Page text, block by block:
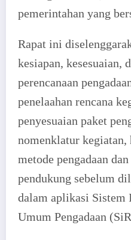
pemerintahan yang
Rapat ini
kesiapan, kesesuaian,
perencanaan
penelaahan rencana
penyesuaian paket
nomenklatur kegiatan,
metode pengadaan
pendukung sebelum
dalam aplikasi Sistem
Umum Pengadaan